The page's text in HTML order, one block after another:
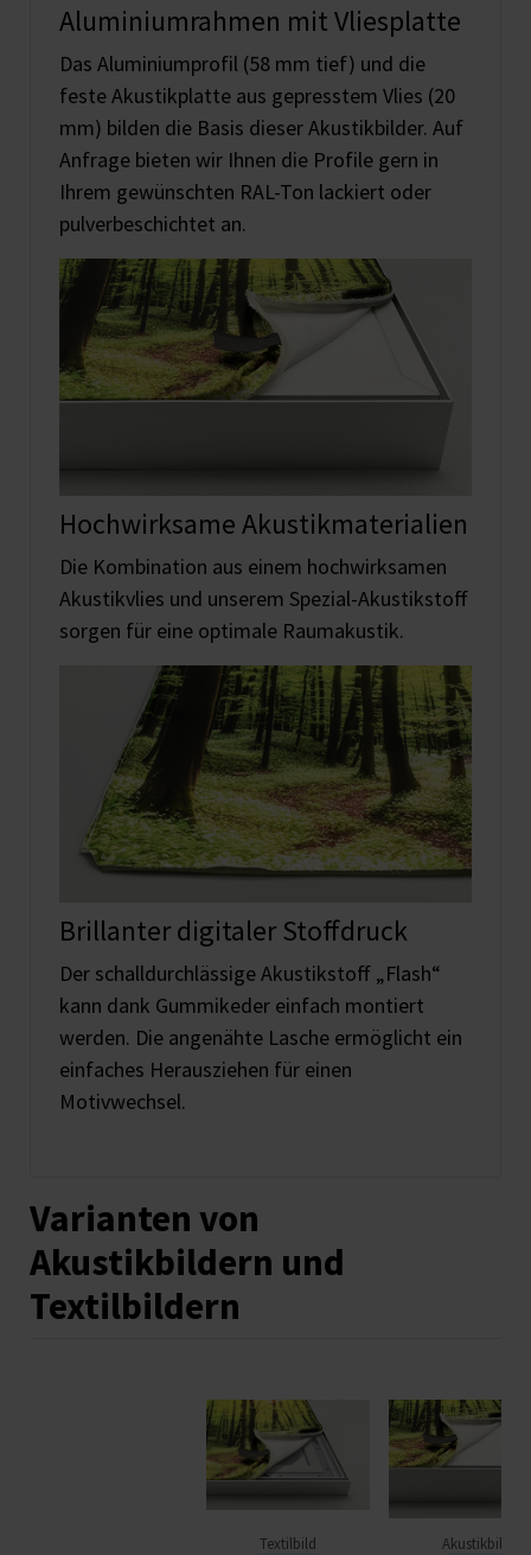
Aluminiumrahmen mit Vliesplatte
Das Aluminiumprofil (58 mm tief) und die
feste Akustikplatte aus gepresstem Vlies (20
mm) bilden die Basis dieser Akustikbilder. Auf
Anfrage bieten wir Ihnen die Profile gern in
Ihrem gewünschten RAL-Ton lackiert oder
pulverbeschichtet an.
Hochwirksame Akustikmaterialien
Die Kombination aus einem hochwirksamen
Akustikvlies und unserem Spezial-Akustikstoff
sorgen für eine optimale Raumakustik.
Brillanter digitaler Stoffdruck
Der schalldurchlässige Akustikstoff „Flash“
kann dank Gummikeder einfach montiert
werden. Die angenähte Lasche ermöglicht ein
einfaches Herausziehen für einen
Motivwechsel.
Varianten von
Akustikbildern und
Textilbildern
Textilbild Akustikbild